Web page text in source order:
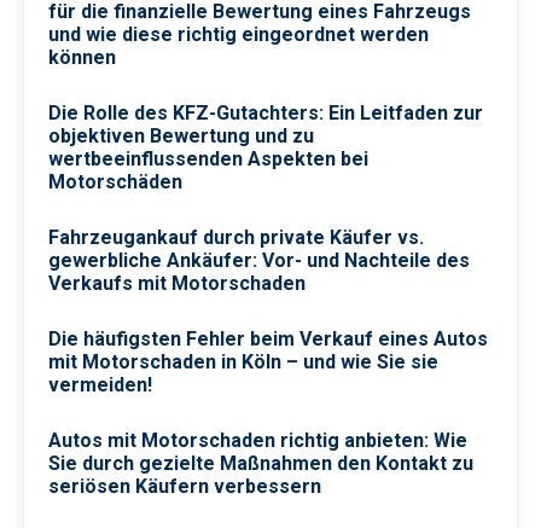
für die finanzielle Bewertung eines Fahrzeugs
und wie diese richtig eingeordnet werden
können
Die Rolle des KFZ-Gutachters: Ein Leitfaden zur
objektiven Bewertung und zu
wertbeeinflussenden Aspekten bei
Motorschäden
Fahrzeugankauf durch private Käufer vs.
gewerbliche Ankäufer: Vor- und Nachteile des
Verkaufs mit Motorschaden
Die häufigsten Fehler beim Verkauf eines Autos
mit Motorschaden in Köln – und wie Sie sie
vermeiden!
Autos mit Motorschaden richtig anbieten: Wie
Sie durch gezielte Maßnahmen den Kontakt zu
seriösen Käufern verbessern